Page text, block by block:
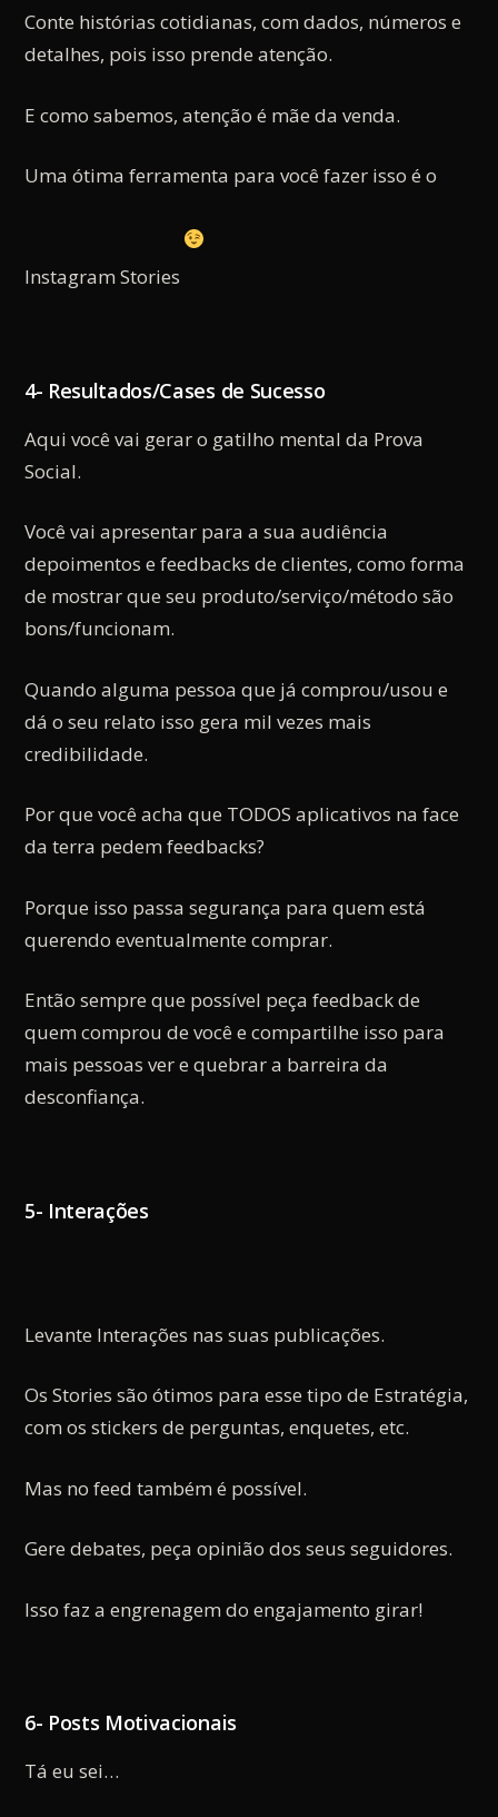
Conte histórias cotidianas, com dados, números e
detalhes, pois isso prende atenção.
E como sabemos, atenção é mãe da venda.
Uma ótima ferramenta para você fazer isso é o
Instagram Stories
4- Resultados/Cases de Sucesso
Aqui você vai gerar o gatilho mental da Prova
Social.
Você vai apresentar para a sua audiência
depoimentos e feedbacks de clientes, como forma
de mostrar que seu produto/serviço/método são
bons/funcionam.
Quando alguma pessoa que já comprou/usou e
dá o seu relato isso gera mil vezes mais
credibilidade.
Por que você acha que TODOS aplicativos na face
da terra pedem feedbacks?
Porque isso passa segurança para quem está
querendo eventualmente comprar.
Então sempre que possível peça feedback de
quem comprou de você e compartilhe isso para
mais pessoas ver e quebrar a barreira da
desconfiança.
5- Interações
Levante Interações nas suas publicações.
Os Stories são ótimos para esse tipo de Estratégia,
com os stickers de perguntas, enquetes, etc.
Mas no feed também é possível.
Gere debates, peça opinião dos seus seguidores.
Isso faz a engrenagem do engajamento girar!
6- Posts Motivacionais
Tá eu sei…